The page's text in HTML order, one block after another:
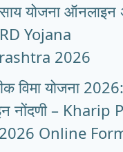
योजना ऑनलाइन
Yojana
2026
विमा योजना 2026:
नोंदणी – Kharip
Online